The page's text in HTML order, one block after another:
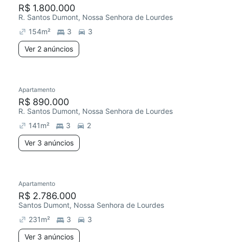
R$ 1.800.000
R. Santos Dumont, Nossa Senhora de Lourdes
154m² 3
3
Ver 2 anúncios
Apartamento
R$ 890.000
R. Santos Dumont, Nossa Senhora de Lourdes
141m² 3
2
Ver 3 anúncios
Apartamento
R$ 2.786.000
Santos Dumont, Nossa Senhora de Lourdes
231m² 3
3
Ver 3 anúncios